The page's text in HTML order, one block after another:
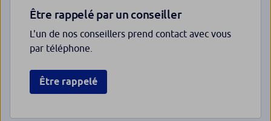
Être rappelé par un conseiller
L'un de nos conseillers prend contact avec vous
par téléphone.
Être rappelé